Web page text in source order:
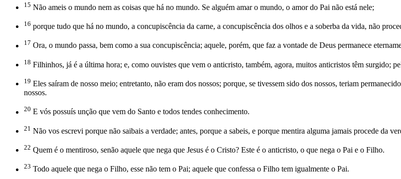
15 Não ameis o mundo nem as coisas que há no mundo. Se alguém amar o mundo, o amor do Pai não está nele;
16 porque tudo que há no mundo, a concupiscência da carne, a concupiscência dos olhos e a soberba da vida, não
17 Ora, o mundo passa, bem como a sua concupiscência; aquele, porém, que faz a vontade de Deus permanece
18 Filhinhos, já é a última hora; e, como ouvistes que vem o anticristo, também, agora, muitos anticristos têm surgido;
19 Eles saíram de nosso meio; entretanto, não eram dos nossos; porque, se tivessem sido dos nossos, teriam
nossos.
20 E vós possuís unção que vem do Santo e todos tendes conhecimento.
21 Não vos escrevi porque não saibais a verdade; antes, porque a sabeis, e porque mentira alguma jamais procede da
22 Quem é o mentiroso, senão aquele que nega que Jesus é o Cristo? Este é o anticristo, o que nega o Pai e o Filho.
23 Todo aquele que nega o Filho, esse não tem o Pai; aquele que confessa o Filho tem igualmente o Pai.